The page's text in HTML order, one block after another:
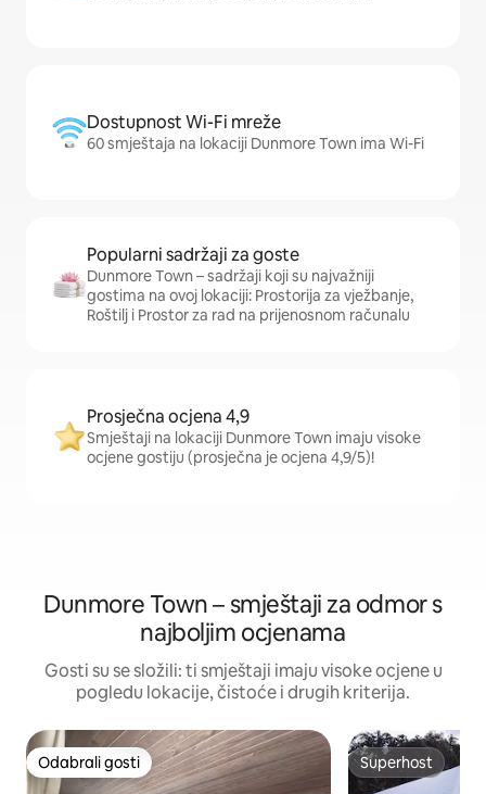
Dostupnost Wi-Fi mreže
60 smještaja na lokaciji Dunmore Town ima Wi-Fi
Popularni sadržaji za goste
Dunmore Town – sadržaji koji su najvažniji
gostima na ovoj lokaciji: Prostorija za vježbanje,
Roštilj i Prostor za rad na prijenosnom računalu
Prosječna ocjena 4,9
Smještaji na lokaciji Dunmore Town imaju visoke
ocjene gostiju (prosječna je ocjena 4,9/5)!
Dunmore Town – smještaji za odmor s
najboljim ocjenama
Gosti su se složili: ti smještaji imaju visoke ocjene u
pogledu lokacije, čistoće i drugih kriterija.
Odabrali gosti
Odabrali gosti Superhost
Superhost